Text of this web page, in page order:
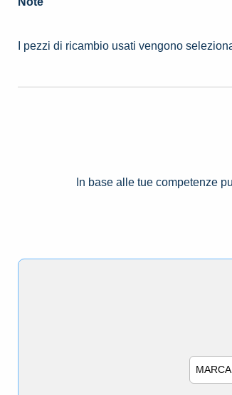
I pezzi di ricambio usati vengono
In base alle tue competenze
Marca